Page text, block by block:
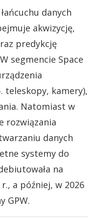
danych
akwizycję,
predykcję
segmencie Space
teleskopy, kamery),
Natomiast w
rozwiązania
danych
systemy do
na
a później, w 2026
GPW.